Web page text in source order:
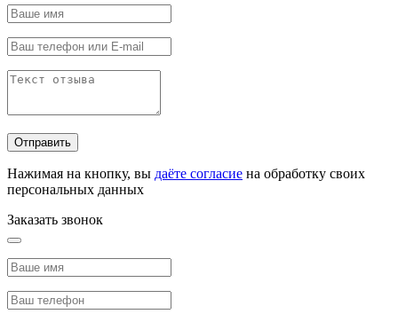
Отправить
Нажимая на кнопку, вы даёте согласие на обработку своих
персональных данных
Заказать звонок